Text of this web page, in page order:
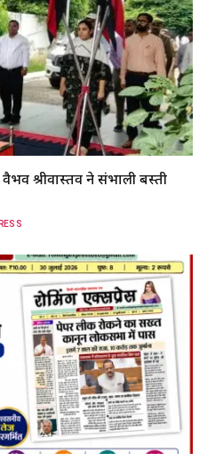
श्रीवास्तव ने संभाली बस्ती